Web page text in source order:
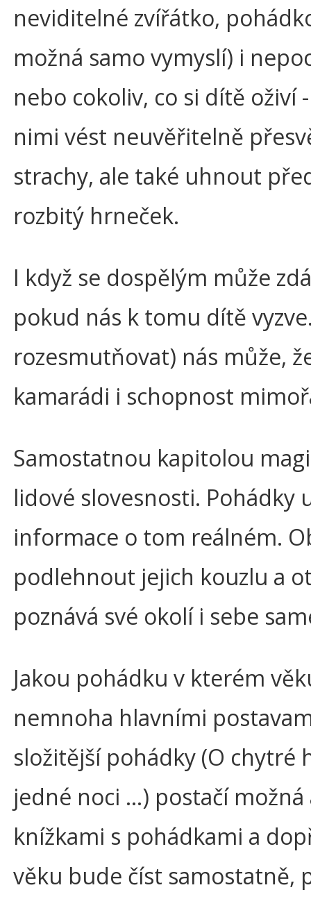
neviditelné zvířátko,
možná samo vymyslí) i
nebo cokoliv, co si dítě oživí
nimi vést neuvěřitelně
strachy, ale také uhnout
rozbitý hrneček.
I když se dospělým může
pokud nás k tomu dítě
rozesmutňovat) nás může,
kamarádi i schopnost
Samostatnou kapitolou
lidové slovesnosti.
informace o tom reálném.
podlehnout jejich kouzlu a
poznává své okolí i sebe
Jakou pohádku v kterém
nemnoha hlavními
složitější pohádky (O chytré
jedné noci …) postačí
knížkami s pohádkami a
věku bude číst samostatně,